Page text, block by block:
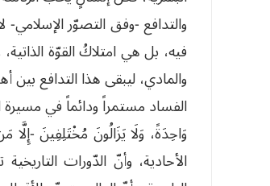
والتدافع -وفق التصوّر الإسلامي-
فيه، بل هي امتلاكُ القوّة
والمادي، ليبقى هذا التدافع
الفساد مستمراً ودائماً في مسيرة
الأحادية، وأنّ الدّورات